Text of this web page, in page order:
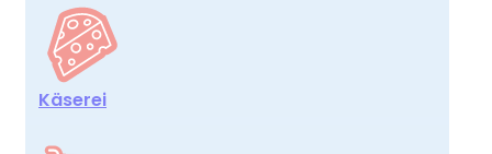
Käserei